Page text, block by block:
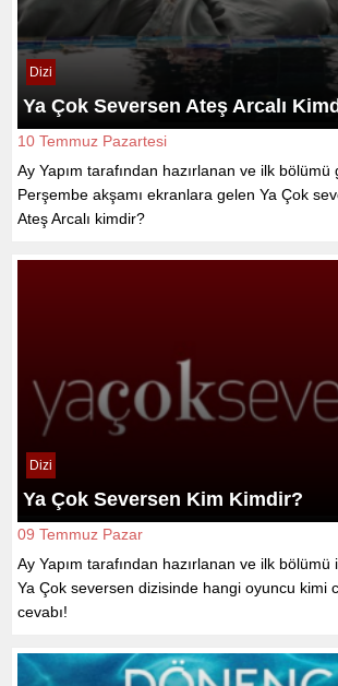
Dizi
Ya Çok Seversen Ateş Arcalı
10 Temmuz Pazartesi
Ay Yapım tarafından hazırlanan ve ilk bölümü
Perşembe akşamı ekranlara gelen Ya Çok
Ateş Arcalı kimdir?
Dizi
Ya Çok Seversen Kim Kimdir?
09 Temmuz Pazar
Ay Yapım tarafından hazırlanan ve ilk
Ya Çok seversen dizisinde hangi oyuncu kimi
cevabı!